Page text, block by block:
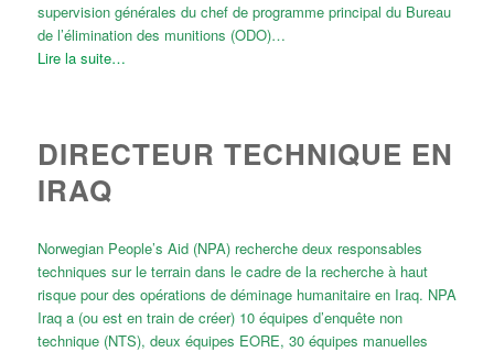
supervision générales du chef de programme principal du Bureau
de l’élimination des munitions (ODO)…
Lire la suite…
DIRECTEUR TECHNIQUE EN
IRAQ
Norwegian People’s Aid (NPA) recherche deux responsables
techniques sur le terrain dans le cadre de la recherche à haut
risque pour des opérations de déminage humanitaire en Iraq. NPA
Iraq a (ou est en train de créer) 10 équipes d’enquête non
technique (NTS), deux équipes EORE, 30 équipes manuelles